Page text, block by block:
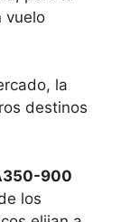
vuelo
la
destinos
900
los